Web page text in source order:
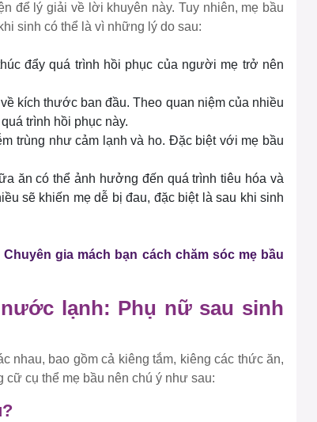
để lý giải về lời khuyên này. Tuy nhiên, mẹ bầu
sinh có thể là vì những lý do sau:
đẩy quá trình hồi phục của người mẹ trở nên
kích thước ban đầu. Theo quan niệm của nhiều
trình hồi phục này.
trùng như cảm lạnh và ho. Đặc biệt với mẹ bầu
ăn có thể ảnh hưởng đến quá trình tiêu hóa và
sẽ khiến mẹ dễ bị đau, đặc biệt là sau khi sinh
gia mách bạn cách chăm sóc mẹ bầu
lạnh: Phụ nữ sau sinh
nhau, bao gồm cả kiêng tắm, kiêng các thức ăn,
cụ thể mẹ bầu nên chú ý như sau: